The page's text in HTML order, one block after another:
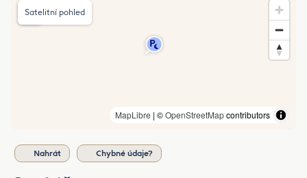
MapLibre | ©OpenStreetMapcontributors
Satelitní pohled
Nahrát Chybné údaje?